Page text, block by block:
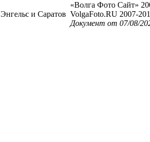
Энгельс и Саратов
«Волга Фото Сайт»
VolgaFoto.RU 2007-
Документ от 07/08/